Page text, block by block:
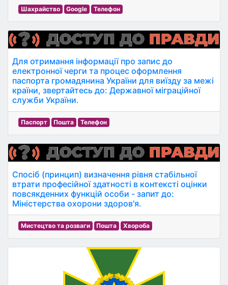
Шахрайство Google Телефон
Для отримання інформації про запис до
електронної черги та процес оформлення
паспорта громадянина України для виїзду за межі
країни, звертайтесь до: Державної міграційної
служби України.
Паспорт Пошта Телефон
Спосіб (принцип) визначення рівня стабільної
втрати професійної здатності в контексті оцінки
повсякденних функцій особи - запит до:
Міністерства охорони здоров'я.
Мистецтво та розваги Пошта Хвороба